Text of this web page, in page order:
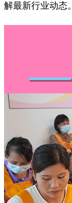
解最新行业动态。